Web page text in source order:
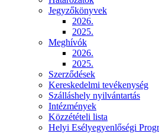
Jegyzőkönyvek
2026.
2025.
Meghívók
2026.
2025.
Szerződések
Kereskedelmi tevékenység
Szálláshely nyilvántartás
Intézmények
Közzétételi lista
Helyi Esélyegyenlőségi